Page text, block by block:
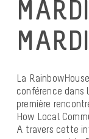
La
conférence dans
première
How Local
A travers cette